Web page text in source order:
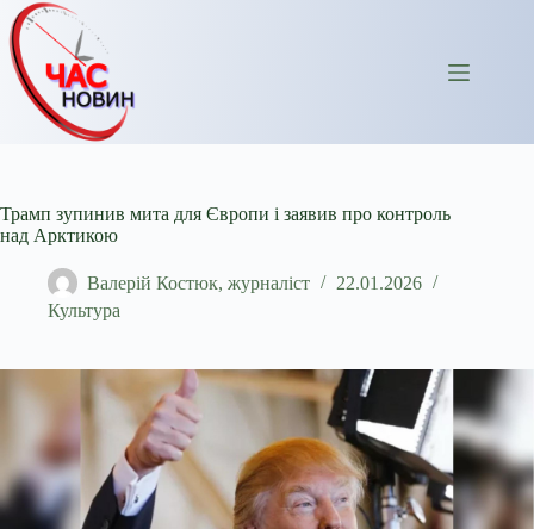
Перейти
до
вмісту
Трамп зупинив мита для Європи і заявив про контроль
над Арктикою
Валерій Костюк, журналіст
22.01.2026
Культура